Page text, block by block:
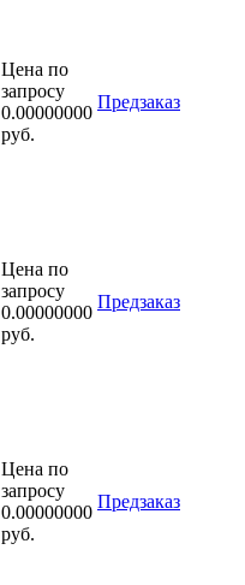
Цена по
запросу
0.00000000
руб.
Предзаказ
Цена по
запросу
0.00000000
руб.
Предзаказ
Цена по
запросу
0.00000000
руб.
Предзаказ